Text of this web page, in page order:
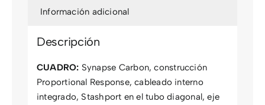
Información adicional
Descripción
CUADRO: Synapse Carbon, construcción
Proportional Response, cableado interno
integrado, Stashport en el tubo diagonal, eje